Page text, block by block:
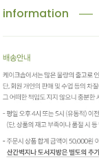
information